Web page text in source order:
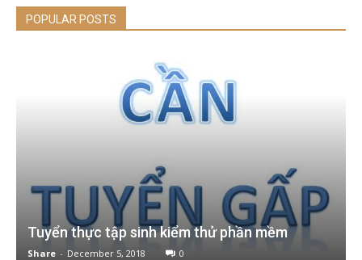
POPULAR POSTS
Tuyển thực tập sinh kiểm thử phần mềm
Share - December 5, 2018 0